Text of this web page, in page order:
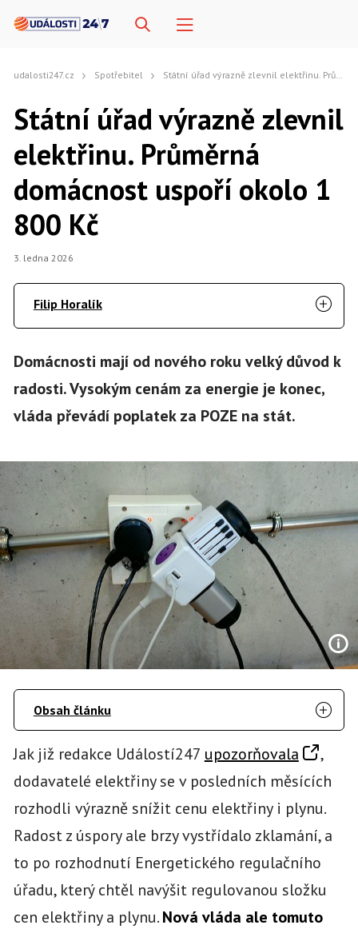
udalosti247.cz Spotřebitel Státní úřad výrazně zlevnil elektřinu. Průměrná domácnost uspoří okolo 1 800 Kč
Státní úřad výrazně zlevnil
elektřinu. Průměrná
domácnost uspoří okolo 1
800 Kč
3. ledna 2026
Filip Horalík
Domácnosti mají od nového roku velký důvod k
radosti. Vysokým cenám za energie je konec,
vláda převádí poplatek za POZE na stát.
Obsah článku
Jak již redakce Událostí247 upozorňovala
,
dodavatelé elektřiny se v posledních měsících
rozhodli výrazně snížit cenu elektřiny i plynu.
Radost z úspory ale brzy vystřídalo zklamání, a
to po rozhodnutí Energetického regulačního
úřadu, který chtěl navýšit regulovanou složku
cen elektřiny a plynu.Nová vláda ale tomuto